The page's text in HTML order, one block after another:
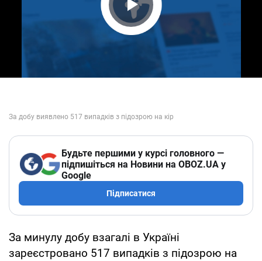
Play Video
Будьте першими у курсі головного —
підпишіться на Новини на OBOZ.UA у
Google
Підписатися
За минулу добу взагалі в Україні
зареєстровано 517 випадків з підозрою на